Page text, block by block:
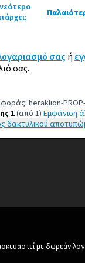
σας ή
σας.
heraklion-
1(από 1) εμφάνιση
δακτυλικού
at XParticipation
Citizens Participation
με δωρεάν